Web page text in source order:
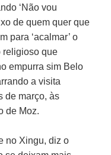
‘Não vou
de quem quer que
para ‘acalmar’ o
religioso que
empurra sim Belo
a visita
de março, às
de Moz.
no Xingu, diz o